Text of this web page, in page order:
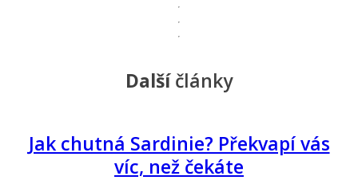
Dalšíčlánky
Jak chutná Sardinie? Překvapí vás
víc, než čekáte